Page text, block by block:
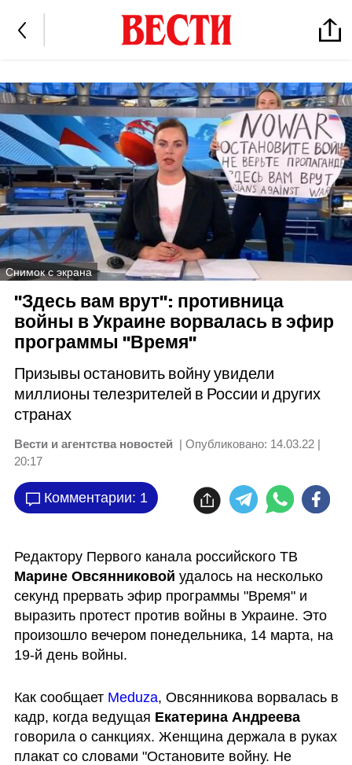
Снимок с экрана
"Здесь вам врут": противница
войны в Украине ворвалась в эфир
программы "Время"
Призывы остановить войну увидели
миллионы телезрителей в России и других
странах
Вести и агентства новостей | Опубликовано: 14.03.22 |
20:17
Комментарии: 1
Марине Овсянниковой удалось на несколько
секунд прервать эфир программы "Время" и
выразить протест против войны в Украине. Это
произошло вечером понедельника, 14 марта, на
19-й день войны.
Как сообщает Meduza, Овсянникова ворвалась в
кадр, когда ведущая Екатерина Андреева
говорила о санкциях. Женщина держала в руках
плакат со словами "Остановите войну. Не